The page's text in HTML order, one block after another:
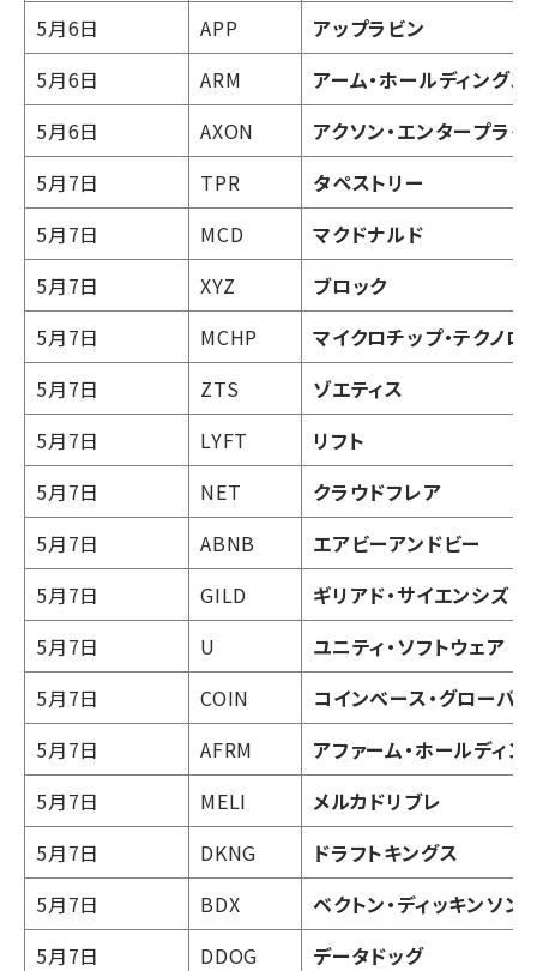
5月6日 APP
アップラビン
5月6日
ARM
アーム・ホールディング
5月6日
AXON
アクソン・エンタープライ
5月7日
TPR
タペストリー
5月7日
MCD
マクドナルド
5月7日
XYZ
ブロック
5月7日
MCHP
マイクロチップ・テクノロ
5月7日
ZTS
ゾエティス
5月7日
LYFT
リフト
5月7日
NET
クラウドフレア
5月7日
ABNB
エアビーアンドビー
5月7日
GILD
ギリアド・サイエンシズ
5月7日
U
ユニティ・ソフトウェア
5月7日
COIN
コインベース・グローバル
5月7日
AFRM
アファーム・ホールディン
5月7日
MELI
メルカドリブレ
5月7日
DKNG
ドラフトキングス
5月7日
BDX
ベクトン・ディッキンソン
5月7日
DDOG
データドッグ